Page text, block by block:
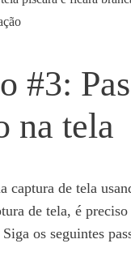
#3:
na tela
captura de tela
de tela, é
os seguintes